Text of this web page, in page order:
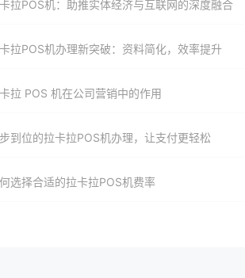
拉POS机：助推实体经济与互联网的深度融合
拉POS机办理新突破：资料简化，效率提升
拉 POS 机在公司营销中的作用
到位的拉卡拉POS机办理，让支付更轻松
选择合适的拉卡拉POS机费率